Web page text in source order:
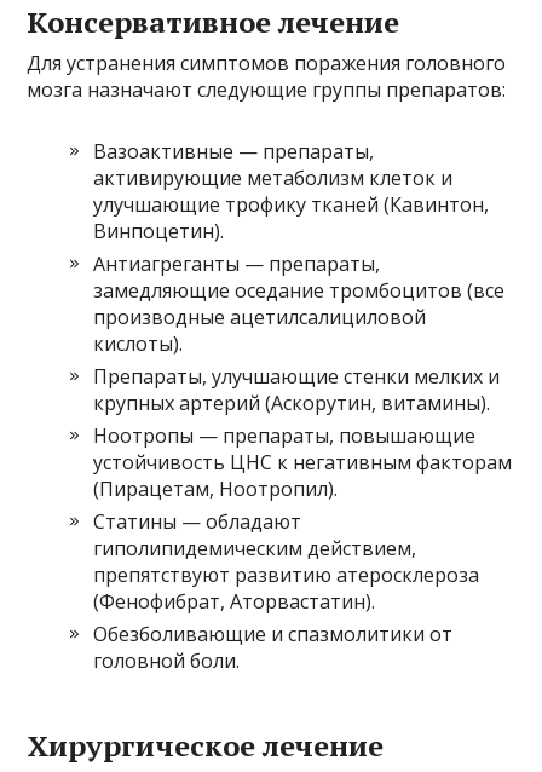
Консервативное лечение
Для устранения симптомов поражения головного
мозга назначают следующие группы препаратов:
Вазоактивные — препараты,
активирующие метаболизм клеток и
улучшающие трофику тканей (Кавинтон,
Винпоцетин).
Антиагреганты — препараты,
замедляющие оседание тромбоцитов (все
производные ацетилсалициловой
кислоты).
Препараты, улучшающие стенки мелких и
крупных артерий (Аскорутин, витамины).
Ноотропы — препараты, повышающие
устойчивость ЦНС к негативным факторам
(Пирацетам, Ноотропил).
Статины — обладают
гиполипидемическим действием,
препятствуют развитию атеросклероза
(Фенофибрат, Аторвастатин).
Обезболивающие и спазмолитики от
головной боли.
Хирургическое лечение